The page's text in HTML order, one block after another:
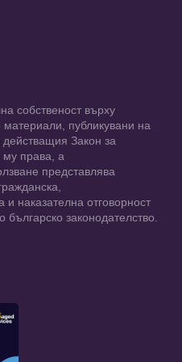
собственост върху
публикувани на
действащия Закон за
му права, а
представлява
и наказателна отговорност
българско законодателство.